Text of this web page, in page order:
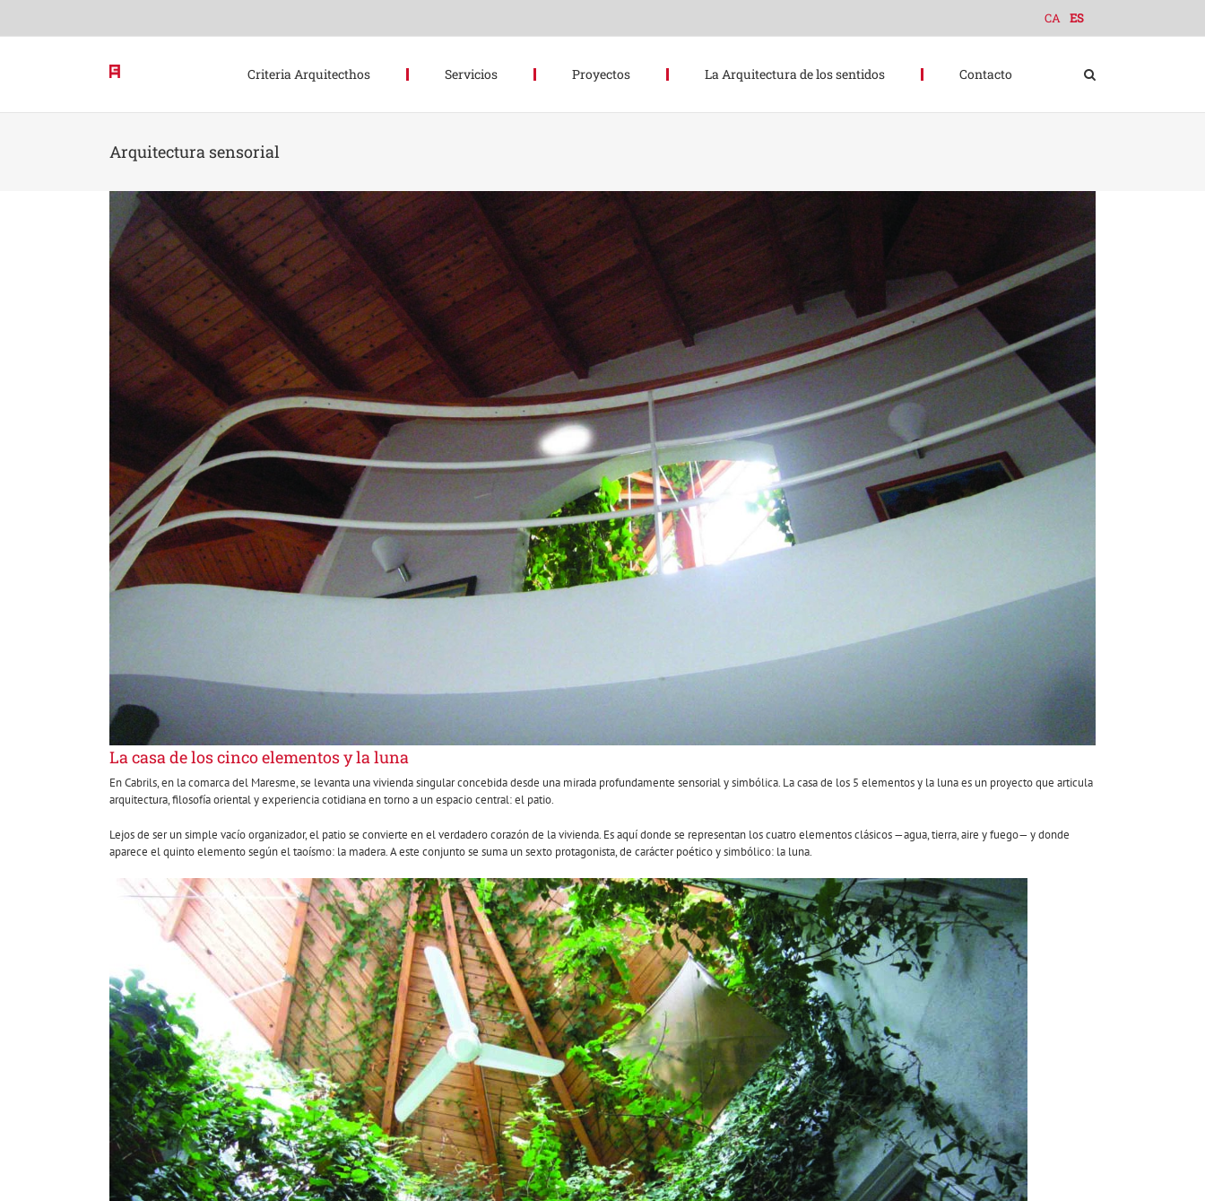
content
CA ES
Criteria Arquitecthos Servicios Proyectos La Arquitectura de los sentidos Contacto
Arquitectura sensorial
La casa de los cinco elementos y la luna
En Cabrils, en la comarca del Maresme, se levanta una vivienda singular concebida desde una mirada profundamente sensorial y simbólica. La casa de los 5 elementos y la luna es un proyecto que articula
arquitectura, filosofía oriental y experiencia cotidiana en torno a un espacio central: el patio.
Lejos de ser un simple vacío organizador, el patio se convierte en el verdadero corazón de la vivienda. Es aquí donde se representan los cuatro elementos clásicos —agua, tierra, aire y fuego— y donde
aparece el quinto elemento según el taoísmo: la madera. A este conjunto se suma un sexto protagonista, de carácter poético y simbólico: la luna.